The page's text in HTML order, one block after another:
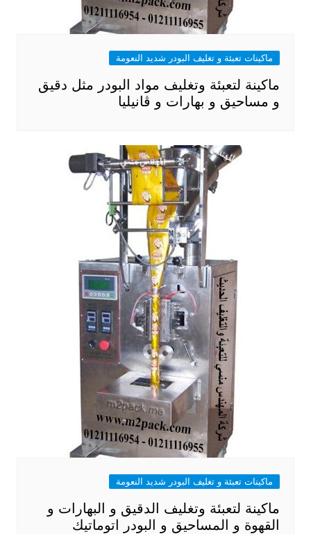
ماكينات تعبئة و تغليف البودر شديد النعومة
ماكينة لتعبئة وتغليف مواد البودر مثل دقيق
و مساحيق و بهارات و ڤانيليا
ماكينات تعبئة و تغليف البودر شديد النعومة
ماكينة لتعبئة وتغليف الدقيق و البهارات و
القهوة و المساحيق و البودر اتوماتيك